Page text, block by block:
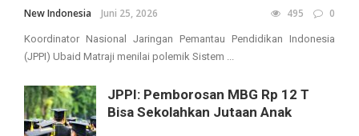
New Indonesia Juni 25, 2026 495 0
Koordinator Nasional Jaringan Pemantau Pendidikan Indonesia
(JPPI) Ubaid Matraji menilai polemik Sistem ...
JPPI: Pemborosan MBG Rp 12 T
Bisa Sekolahkan Jutaan Anak